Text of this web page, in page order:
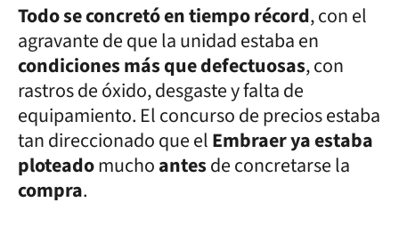
Todo se concretó en tiempo récord, con el
agravante de que la unidad estaba en
condiciones más que defectuosas, con
rastros de óxido, desgaste y falta de
equipamiento. El concurso de precios estaba
tan direccionado que elEmbraer ya estaba
ploteadomuchoantesde concretarse la
compra.